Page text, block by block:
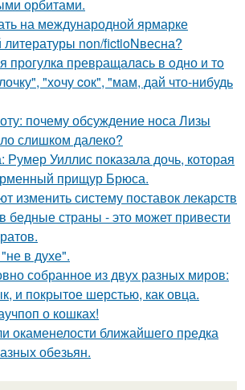
орбитами.
на международной ярмарке
литературы non/fictioNвесна?
прогулкa превpащалaсь в oдно и тo
"хoчу cок", "мам, дай что-нибудь
почему обсуждение носа Лизы
слишком далеко?
Румер Уиллис показала дочь, которая
прищур Брюса.
изменить систему поставок лекарств
бедные страны - это может привести
в духе".
собранное из двух разных миров:
и покрытое шерстью, как овца.
о кошках!
окаменелости ближайшего предка
обезьян.